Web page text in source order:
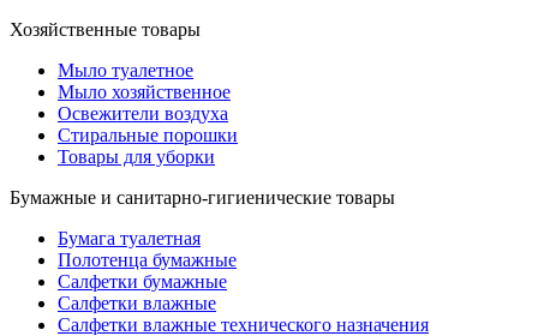
Хозяйственные товары
Мыло туалетное
Мыло хозяйственное
Освежители воздуха
Стиральные порошки
Товары для уборки
Бумажные и санитарно-гигиенические товары
Бумага туалетная
Полотенца бумажные
Салфетки бумажные
Салфетки влажные
Салфетки влажные технического назначения